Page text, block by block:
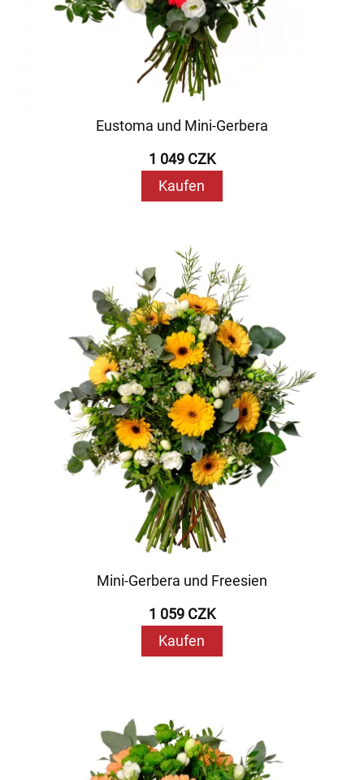
Eustoma und Mini-Gerbera
1 049 CZK
Kaufen
Mini-Gerbera und Freesien
1 059 CZK
Kaufen